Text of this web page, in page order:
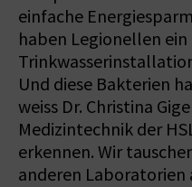
einfache
haben Legionellen
Und diese Bakterien
weiss Dr. Christina
Medizintechnik der
erkennen. Wir
anderen Laboratorien